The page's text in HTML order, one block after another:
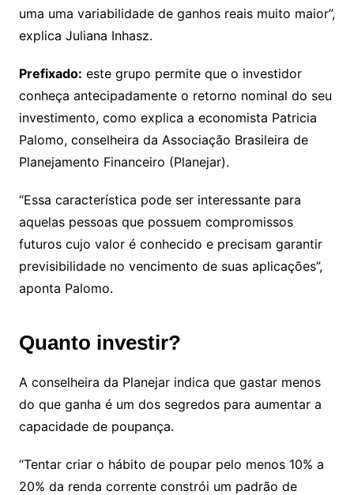
uma uma variabilidade de ganhos reais muito maior”,
explica Juliana Inhasz.
Prefixado: este grupo permite que o investidor
conheça antecipadamente o retorno nominal do seu
investimento, como explica a economista Patricia
Palomo, conselheira da Associação Brasileira de
Planejamento Financeiro (Planejar).
“Essa característica pode ser interessante para
aquelas pessoas que possuem compromissos
futuros cujo valor é conhecido e precisam garantir
previsibilidade no vencimento de suas aplicações”,
aponta Palomo.
Quanto investir?
A conselheira da Planejar indica que gastar menos
do que ganha é um dos segredos para aumentar a
capacidade de poupança.
“Tentar criar o hábito de poupar pelo menos 10% a
20% da renda corrente constrói um padrão de